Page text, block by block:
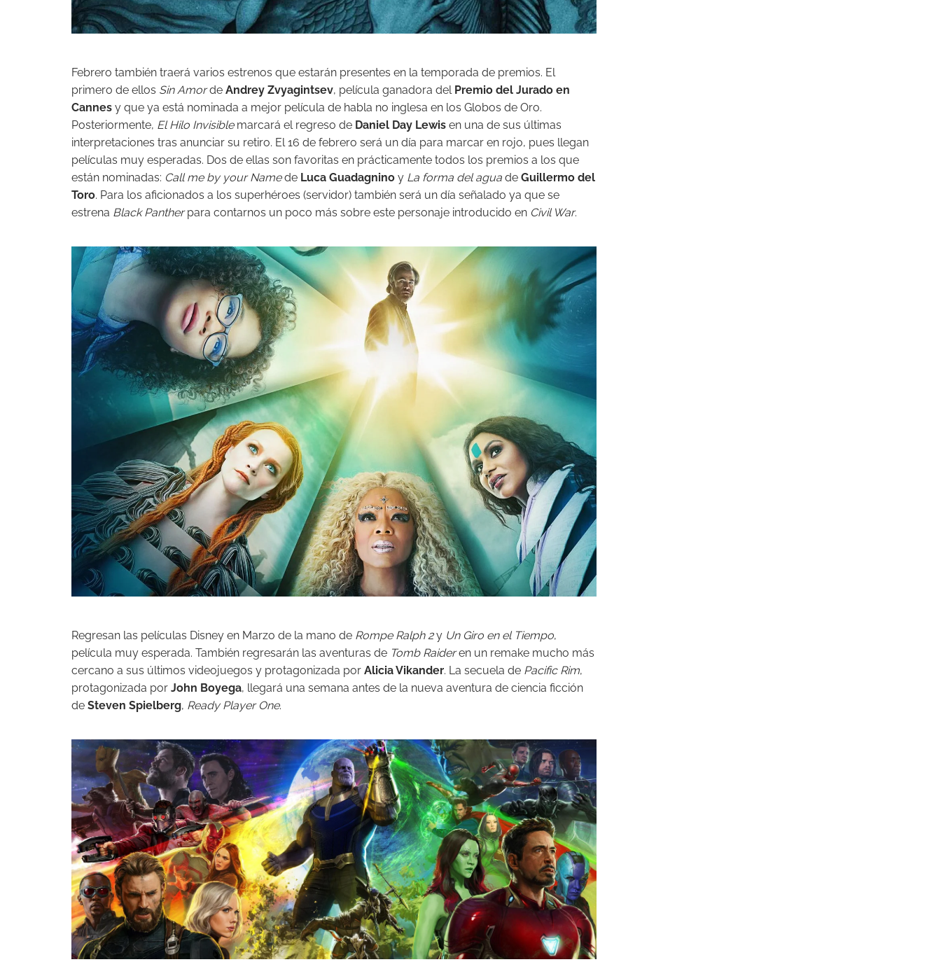
Febrero también traerá varios estrenos que estarán presentes en la temporada de premios. El
primero de ellos Sin Amorde Andrey Zvyagintsev, película ganadora del Premio del Jurado en
Cannes y que ya está nominada a mejor película de habla no inglesa en los Globos de Oro.
Posteriormente, El Hilo Invisiblemarcará el regreso de Daniel Day Lewis en una de sus últimas
interpretaciones tras anunciar su retiro. El 16 de febrero será un día para marcar en rojo, pues llegan
películas muy esperadas. Dos de ellas son favoritas en prácticamente todos los premios a los que
están nominadas: Call me by your Namede Luca Guadagnino y La forma del agua de Guillermo del
Toro. Para los aficionados a los superhéroes (servidor) también será un día señalado ya que se
estrena Black Pantherpara contarnos un poco más sobre este personaje introducido en Civil War.
Regresan las películas Disney en Marzo de la mano de Rompe Ralph 2y Un Giro en el Tiempo,
película muy esperada. También regresarán las aventuras de Tomb Raideren un remake mucho más
cercano a sus últimos videojuegos y protagonizada por Alicia Vikander. La secuela de Pacific Rim,
protagonizada por John Boyega, llegará una semana antes de la nueva aventura de ciencia ficción
de Steven Spielberg, Ready Player One.